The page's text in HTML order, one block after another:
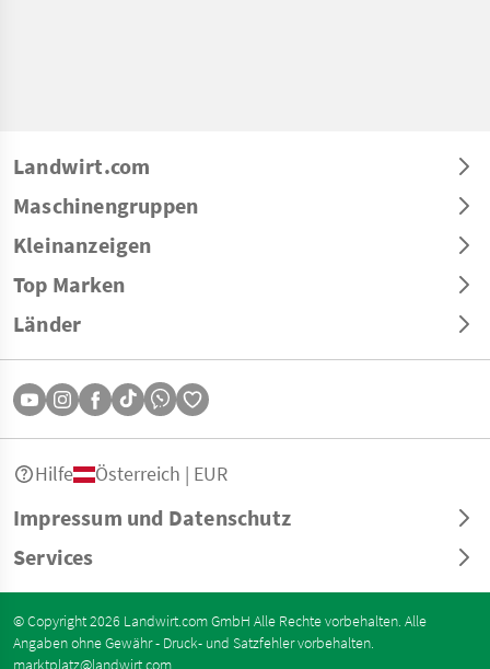
Landwirt.com
Maschinengruppen
Kleinanzeigen
Top Marken
Länder
Impressum und Datenschutz
Services
Hilfe Österreich | EUR
© Copyright 2026 Landwirt.com GmbH Alle Rechte vorbehalten. Alle
Angaben ohne Gewähr - Druck- und Satzfehler vorbehalten.
marktplatz@landwirt.com